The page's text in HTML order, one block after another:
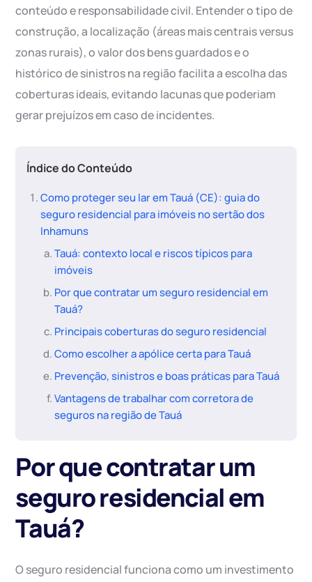
conteúdo e responsabilidade civil. Entender o tipo de
construção, a localização (áreas mais centrais versus
zonas rurais), o valor dos bens guardados e o
histórico de sinistros na região facilita a escolha das
coberturas ideais, evitando lacunas que poderiam
gerar prejuízos em caso de incidentes.
Índice do Conteúdo
Como proteger seu lar em Tauá (CE): guia do
seguro residencial para imóveis no sertão dos
Inhamuns
Tauá: contexto local e riscos típicos para
imóveis
Por que contratar um seguro residencial em
Tauá?
Principais coberturas do seguro residencial
Como escolher a apólice certa para Tauá
Prevenção, sinistros e boas práticas para Tauá
Vantagens de trabalhar com corretora de
seguros na região de Tauá
Por que contratar um
seguro residencial em
Tauá?
O seguro residencial funciona como um investimento